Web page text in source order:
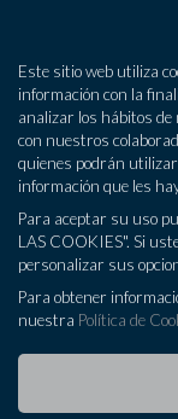
Este sitio web utiliza
información con la
analizar los hábitos de
con nuestros
quienes podrán
información que les
Para aceptar su uso
LAS COOKIES". Si
personalizar sus
Para obtener
nuestra Política de
¿Quienes somos?
Asesoría
Consultoría